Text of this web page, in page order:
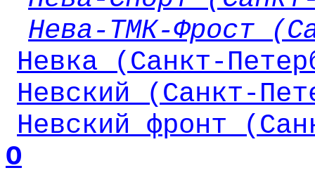
Нева-ТМК-Фрост
Невка (Санкт-
Невский (Санкт-
Невский фронт
О